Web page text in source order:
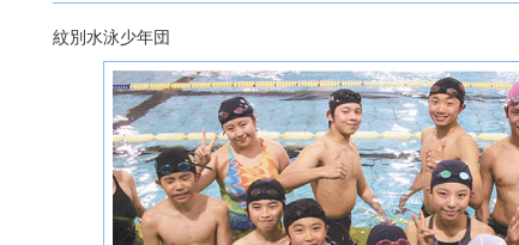
紋別水泳少年団